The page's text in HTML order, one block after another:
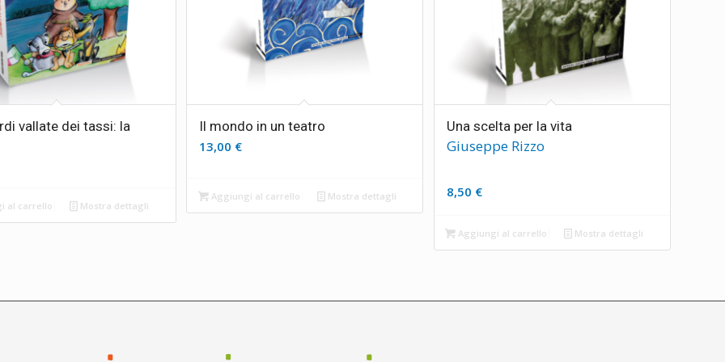
vallate dei tassi: la
al carrello Mostra dettagli
Il mondo in un teatro
13,00 €
Aggiungi al carrello Mostra dettagli
Una scelta per la vita
Giuseppe Rizzo
8,50 €
Aggiungi al carrello Mostra dettagli